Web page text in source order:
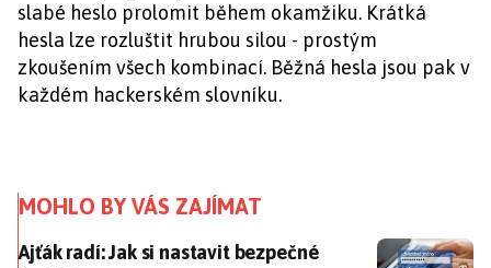
slabé heslo prolomit během okamžiku. Krátká
hesla lze rozluštit hrubou silou - prostým
zkoušením všech kombinací. Běžná hesla jsou pak v
každém hackerském slovníku.
MOHLO BY VÁS ZAJÍMAT
Ajťák radí: Jak si nastavit bezpečné heslo?
Ajťák radí: Jak si nastavit bezpečné